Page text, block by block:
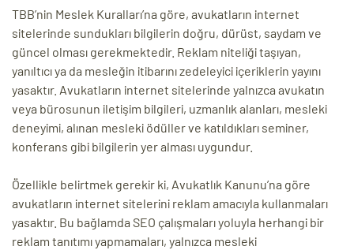
TBB’nin Meslek Kuralları’na göre, avukatların internet
sitelerinde sundukları bilgilerin doğru, dürüst, saydam ve
güncel olması gerekmektedir. Reklam niteliği taşıyan,
yanıltıcı ya da mesleğin itibarını zedeleyici içeriklerin yayını
yasaktır. Avukatların internet sitelerinde yalnızca avukatın
veya bürosunun iletişim bilgileri, uzmanlık alanları, mesleki
deneyimi, alınan mesleki ödüller ve katıldıkları seminer,
konferans gibi bilgilerin yer alması uygundur.
Özellikle belirtmek gerekir ki, Avukatlık Kanunu’na göre
avukatların internet sitelerini reklam amacıyla kullanmaları
yasaktır. Bu bağlamda SEO çalışmaları yoluyla herhangi bir
reklam tanıtımı yapmamaları, yalnızca mesleki